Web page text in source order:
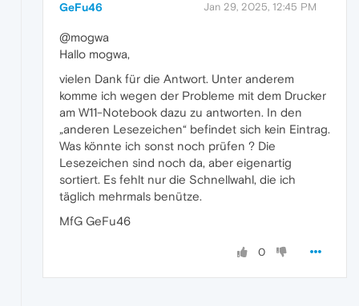
GeFu46 Jan 29, 2025, 12:45 PM
@mogwa
Hallo mogwa,
vielen Dank für die Antwort. Unter anderem
komme ich wegen der Probleme mit dem Drucker
am W11-Notebook dazu zu antworten. In den
„anderen Lesezeichen“ befindet sich kein Eintrag.
Was könnte ich sonst noch prüfen ? Die
Lesezeichen sind noch da, aber eigenartig
sortiert. Es fehlt nur die Schnellwahl, die ich
täglich mehrmals benütze.
MfG GeFu46
0